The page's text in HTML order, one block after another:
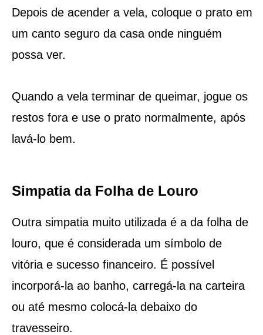
Depois de acender a vela, coloque o prato em
um canto seguro da casa onde ninguém
possa ver.
Quando a vela terminar de queimar, jogue os
restos fora e use o prato normalmente, após
lavá-lo bem.
Simpatia da Folha de Louro
Outra simpatia muito utilizada é a da folha de
louro, que é considerada um símbolo de
vitória e sucesso financeiro. É possível
incorporá-la ao banho, carregá-la na carteira
ou até mesmo colocá-la debaixo do
travesseiro.